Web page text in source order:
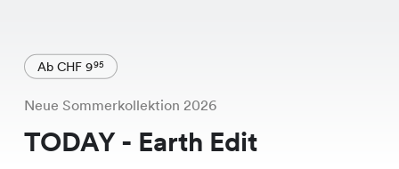
Ab CHF 995
Neue Sommerkollektion 2026
TODAY - Earth Edit